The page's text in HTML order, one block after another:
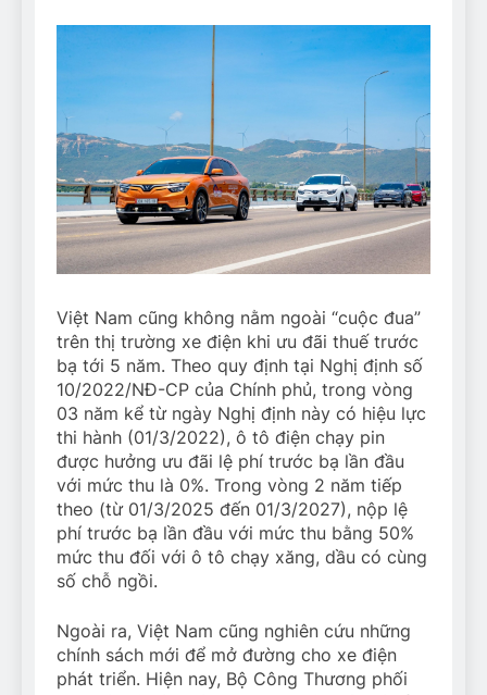
Việt Nam cũng không nằm ngoài “cuộc đua”
trên thị trường xe điện khi ưu đãi thuế trước
bạ tới 5 năm. Theo quy định tại Nghị định số
10/2022/NĐ-CP của Chính phủ, trong vòng
03 năm kể từ ngày Nghị định này có hiệu lực
thi hành (01/3/2022), ô tô điện chạy pin
được hưởng ưu đãi lệ phí trước bạ lần đầu
với mức thu là 0%. Trong vòng 2 năm tiếp
theo (từ 01/3/2025 đến 01/3/2027), nộp lệ
phí trước bạ lần đầu với mức thu bằng 50%
mức thu đối với ô tô chạy xăng, dầu có cùng
số chỗ ngồi.
Ngoài ra, Việt Nam cũng nghiên cứu những
chính sách mới để mở đường cho xe điện
phát triển. Hiện nay, Bộ Công Thương phối